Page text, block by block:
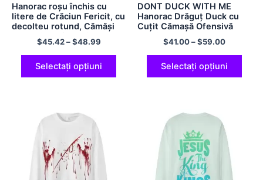
Hanorac roșu închis cu
litere de Crăciun Fericit, cu
decolteu rotund, Cămăși
calde și confortabile de
Crăciun, bumbac 180 GSM
$45.42–$48.99
Selectați opțiuni
DONT DUCK WITH ME
Hanorac Drăguț Duck cu
Cuțit Cămașă Ofensivă
Multicolor
$41.00–$59.00
Selectați opțiuni